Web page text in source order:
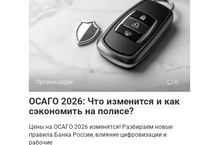
Организации 0
ОСАГО 2026: Что изменится и как
сэкономить на полисе?
Цены на ОСАГО 2026 изменятся! Разбираем новые
правила Банка России, влияние цифровизации и
рабочие